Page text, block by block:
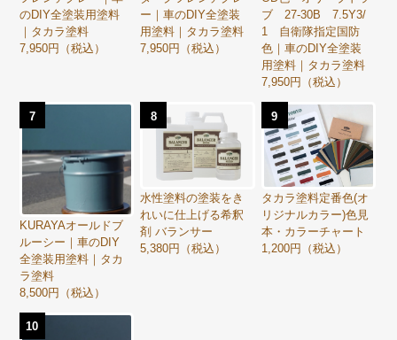
のDIY全塗装用塗料
｜タカラ塗料
7,950円（税込）
ー｜車のDIY全塗装
用塗料｜タカラ塗料
7,950円（税込）
ブ 27-30B 7.5Y3/
1 自衛隊指定国防
色｜車のDIY全塗装
用塗料｜タカラ塗料
7,950円（税込）
7
KURAYAオールドブ
ルーシー｜車のDIY
全塗装用塗料｜タカ
ラ塗料
8,500円（税込）
8
水性塗料の塗装をき
れいに仕上げる希釈
剤 バランサー
5,380円（税込）
9
タカラ塗料定番色(オ
リジナルカラー)色見
本・カラーチャート
1,200円（税込）
10